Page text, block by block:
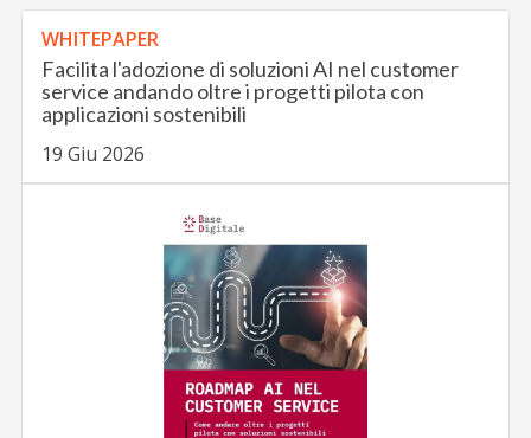
WHITEPAPER
Facilita l'adozione di soluzioni AI nel customer
service andando oltre i progetti pilota con
applicazioni sostenibili
19 Giu 2026